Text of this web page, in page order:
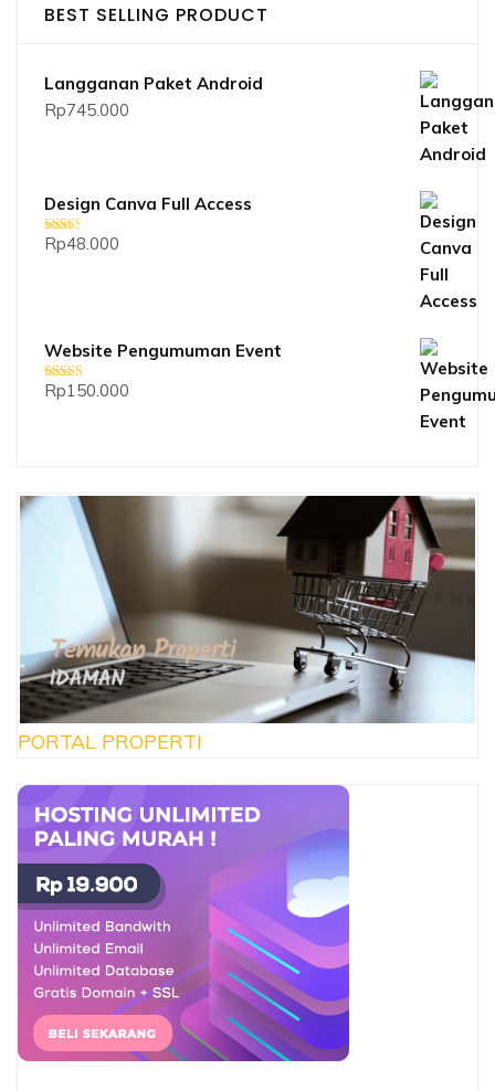
BEST SELLING PRODUCT
Langganan Paket Android
Rp745.000
Design Canva Full Access
Dinilai
2.33
Rp48.000
Website Pengumuman Event
Dinilai5.00
dari 5
Rp150.000
PORTAL PROPERTI